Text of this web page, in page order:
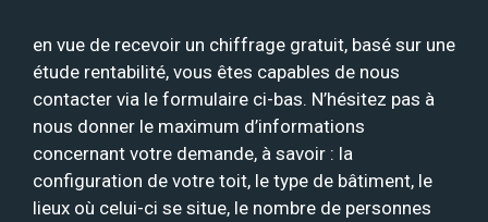
en vue de recevoir un chiffrage gratuit, basé sur une
étude rentabilité, vous êtes capables de nous
contacter via le formulaire ci-bas. N’hésitez pas à
nous donner le maximum d’informations
concernant votre demande, à savoir : la
configuration de votre toit, le type de bâtiment, le
lieux où celui-ci se situe, le nombre de personnes